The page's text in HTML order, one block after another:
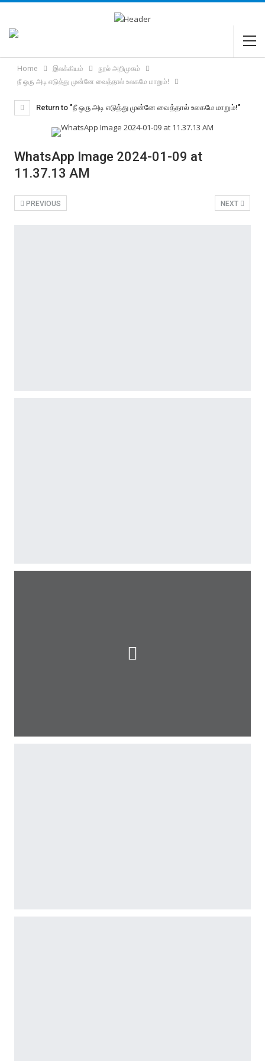
Home இலக்கியம்
நூல் அறிமுகம்
நீ ஒரு அடி எடுத்து முன்னே வைத்தால் உலகமே மாறும்!
Return to "நீ ஒரு அடி எடுத்து முன்னே வைத்தால் உலகமே மாறும்!"
WhatsApp Image 2024-01-09 at
11.37.13 AM
NEXT
PREVIOUS